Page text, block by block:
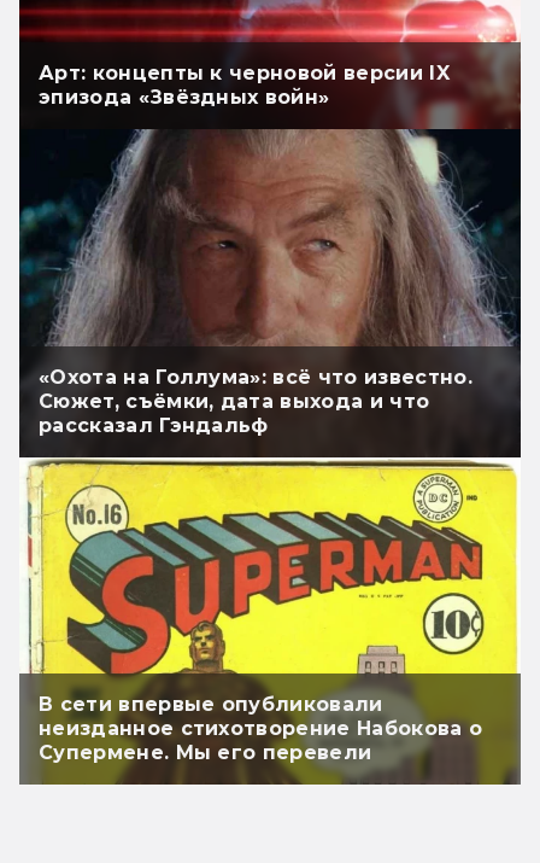
Арт: концепты к черновой версии IX
эпизода «Звёздных войн»
«Охота на Голлума»: всё что известно.
Сюжет, съёмки, дата выхода и что
рассказал Гэндальф
В сети впервые опубликовали
неизданное стихотворение Набокова о
Супермене. Мы его перевели